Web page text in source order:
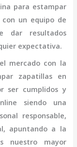
para estampar
con un equipo de
dar resultados
expectativa.
mercado con la
zapatillasen
ser cumplidos y
siendo una
responsable,
apuntando a la
nuestro mayor